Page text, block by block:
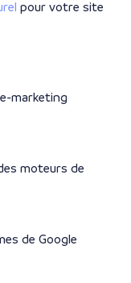
marketing
moteurs de
de Google
pour votre site